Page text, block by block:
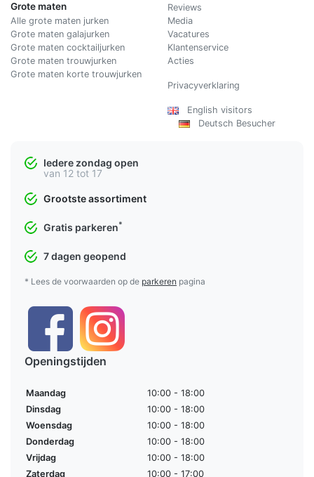
Grote maten
Alle grote maten jurken
Grote maten galajurken
Grote maten cocktailjurken
Grote maten trouwjurken
Grote maten korte trouwjurken
Reviews
Media
Vacatures
Klantenservice
Acties
Privacyverklaring
English visitors
Deutsch Besucher
Iedere zondag open
van 12 tot 17
Grootste assortiment
Gratis parkeren*
7 dagen geopend
* Lees de voorwaarden op de parkeren pagina
Openingstijden
Maandag
10:00 - 18:00
Dinsdag
10:00 - 18:00
Woensdag
10:00 - 18:00
Donderdag
10:00 - 18:00
Vrijdag
10:00 - 18:00
Zaterdag
10:00 - 17:00